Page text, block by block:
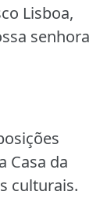
Lisboa,
senhora
Casa da
culturais.